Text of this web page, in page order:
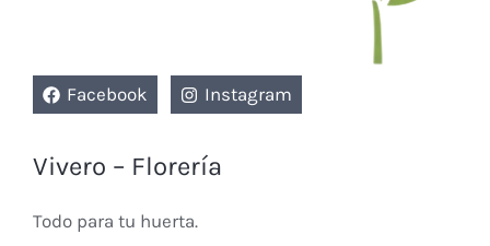
Facebook Instagram
Vivero – Florería
Todo para tu huerta.